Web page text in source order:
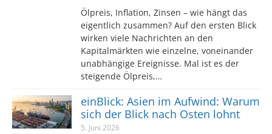
Ölpreis, Inflation, Zinsen – wie hängt das
eigentlich zusammen? Auf den ersten Blick
wirken viele Nachrichten an den
Kapitalmärkten wie einzelne, voneinander
unabhängige Ereignisse. Mal ist es der
steigende Ölpreis,…
einBlick: Asien im Aufwind: Warum
sich der Blick nach Osten lohnt
5. Juni 2026